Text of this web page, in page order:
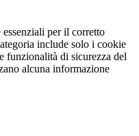
essenziali per il corretto
include solo i cookie
funzionalità di sicurezza del
alcuna informazione